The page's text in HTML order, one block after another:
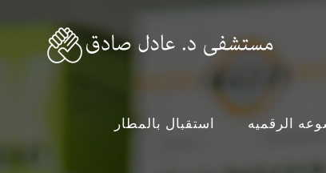
الرقميه استقبال بالمطار